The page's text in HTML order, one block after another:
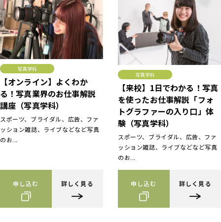
写真学科
【オンライン】よくわか
る！写真業界のお仕事解説
講座（写真学科）
スポーツ、ブライダル、広告、ファ
ッション雑誌、ライブなどなど写真
のお...
申し込む 詳しく見る
写真学科
【来校】1日でわかる！写真
を使ったお仕事解説「フォ
トグラファーの入り口」体
験（写真学科）
スポーツ、ブライダル、広告、ファ
ッション雑誌、ライブなどなど写真
のお...
申し込む 詳しく見る